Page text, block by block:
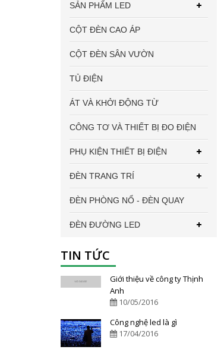
SẢN PHẨM LED
CỘT ĐÈN CAO ÁP
CỘT ĐÈN SÂN VƯỜN
TỦ ĐIỆN
ÁT VÀ KHỞI ĐỘNG TỪ
CÔNG TƠ VÀ THIẾT BỊ ĐO ĐIỆN
PHỤ KIỆN THIẾT BỊ ĐIỆN
ĐÈN TRANG TRÍ
ĐÈN PHÒNG NỔ - ĐÈN QUAY
ĐÈN ĐƯỜNG LED
TIN TỨC
Giới thiệu về công ty Thịnh
Anh
10/05/2016
Công nghệ led là gì
17/04/2016